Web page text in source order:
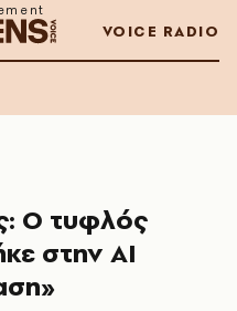
VOICE RADIO
Ο τυφλός
στην AI